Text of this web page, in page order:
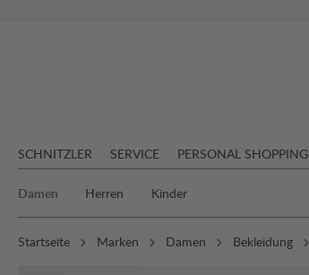
SCHNITZLER SERVICE PERSONAL SHOPPING
Damen Herren Kinder
Startseite Marken Damen Bekleidung